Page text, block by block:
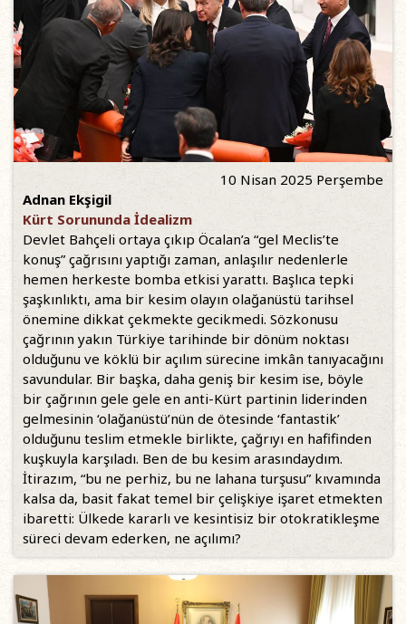
10 Nisan 2025 Perşembe
Adnan Ekşigil
Kürt Sorununda İdealizm
Devlet Bahçeli ortaya çıkıp Öcalan’a “gel Meclis’te
konuş” çağrısını yaptığı zaman, anlaşılır nedenlerle
hemen herkeste bomba etkisi yarattı. Başlıca tepki
şaşkınlıktı, ama bir kesim olayın olağanüstü tarihsel
önemine dikkat çekmekte gecikmedi. Sözkonusu
çağrının yakın Türkiye tarihinde bir dönüm noktası
olduğunu ve köklü bir açılım sürecine imkân tanıyacağını
savundular. Bir başka, daha geniş bir kesim ise, böyle
bir çağrının gele gele en anti-Kürt partinin liderinden
gelmesinin ‘olağanüstü’nün de ötesinde ‘fantastik’
olduğunu teslim etmekle birlikte, çağrıyı en hafifinden
kuşkuyla karşıladı. Ben de bu kesim arasındaydım.
İtirazım, “bu ne perhiz, bu ne lahana turşusu” kıvamında
kalsa da, basit fakat temel bir çelişkiye işaret etmekten
ibaretti: Ülkede kararlı ve kesintisiz bir otokratikleşme
süreci devam ederken, ne açılımı?